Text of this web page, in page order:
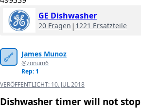
GE Dishwasher
20 Fragen | 1221 Ersatzteile
James Munoz
@zonum6
Rep: 1
VERÖFFENTLICHT: 10. JUL 2018
Dishwasher timer will not stop